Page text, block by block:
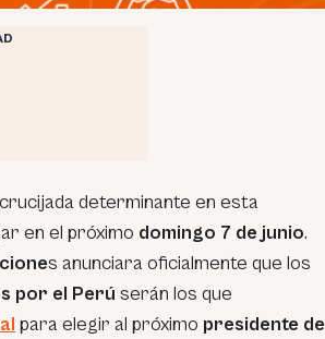
determinante en esta
en el próximo domingo 7 de junio.
s anunciara oficialmente que los
por el Perú serán los que
para elegir al próximo presidente de